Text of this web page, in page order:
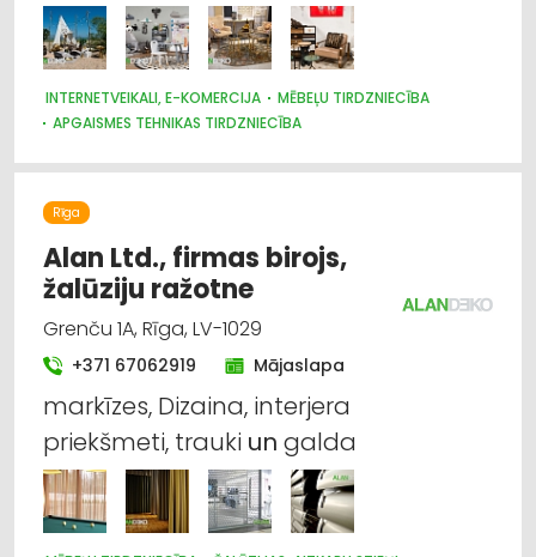
INTERNETVEIKALI, E-KOMERCIJA
MĒBEĻU TIRDZNIECĪBA
APGAISMES TEHNIKAS TIRDZNIECĪBA
DIZAINS UN INTERJERS; PRIEKŠMETI UN PAKALPOJUMI
TRAUKI
TEKSTILIZSTRĀDĀJUMU TIRDZNIECĪBA
GULTAS VEĻA UN PIEDERUMI
SUVENĪRI, DĀVANAS
Rīga
Alan Ltd., firmas birojs,
žalūziju ražotne
Grenču 1A, Rīga, LV-1029
+371 67062919 Mājaslapa
markīzes, Dizaina, interjera
priekšmeti, trauki un galda